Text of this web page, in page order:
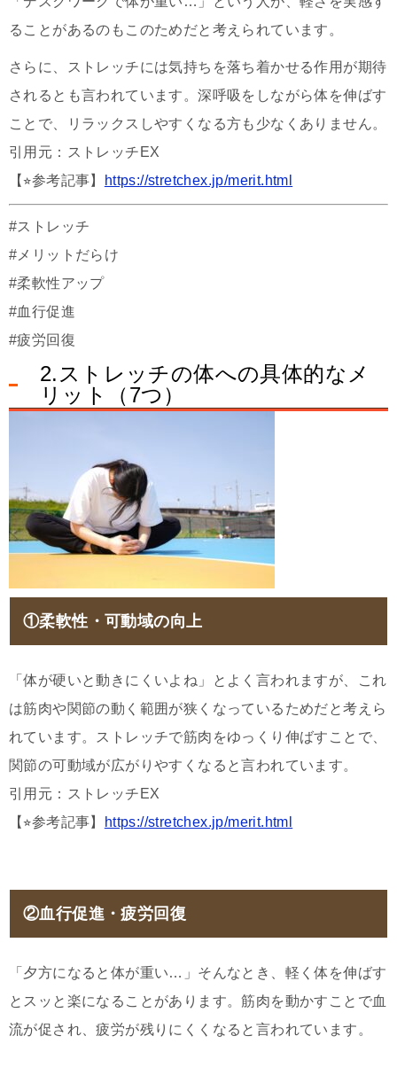
ることがあるのもこのためだと考えられています。
さらに、ストレッチには気持ちを落ち着かせる作用が期待
されるとも言われています。深呼吸をしながら体を伸ばす
ことで、リラックスしやすくなる方も少なくありません。
引用元：ストレッチEX
【⭐︎参考記事】
https://stretchex.jp/merit.html
#ストレッチ
#メリットだらけ
#柔軟性アップ
#血行促進
#疲労回復
2.ストレッチの体への具体的なメ
リット（7つ）
①柔軟性・可動域の向上
「体が硬いと動きにくいよね」とよく言われますが、これ
は筋肉や関節の動く範囲が狭くなっているためだと考えら
れています。ストレッチで筋肉をゆっくり伸ばすことで、
関節の可動域が広がりやすくなると言われています。
引用元：ストレッチEX
【⭐︎参考記事】
https://stretchex.jp/merit.html
②血行促進・疲労回復
「夕方になると体が重い…」そんなとき、軽く体を伸ばす
とスッと楽になることがあります。筋肉を動かすことで血
流が促され、疲労が残りにくくなると言われています。